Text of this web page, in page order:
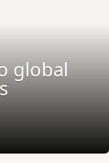
global